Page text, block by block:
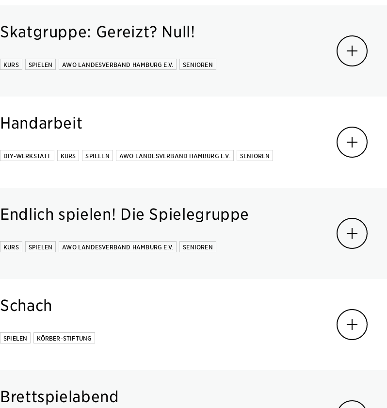
Skatgruppe: Gereizt? Null!
KURS SPIELEN AWO LANDESVERBAND HAMBURG E.V. SENIOREN
Handarbeit
DIY-WERKSTATT KURS SPIELEN AWO LANDESVERBAND HAMBURG E.V. SENIOREN
Endlich spielen! Die Spielegruppe
KURS SPIELEN AWO LANDESVERBAND HAMBURG E.V. SENIOREN
Schach
SPIELEN KÖRBER-STIFTUNG
Brettspielabend